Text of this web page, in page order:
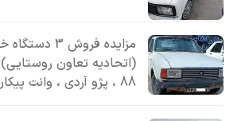
مزایده فروش 3
(اتحادیه تعاون
88 ، پژو آردی ، وانت پیکان 86